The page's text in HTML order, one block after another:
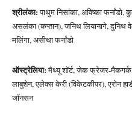
श्रीलंका:पाथुम निसांका, अविष्का
असलंका (कप्तान), जनिथ लियानागे, दुनिथ
मलिंगा, असीथा फर्नांडो
ऑस्ट्रेलिया:मैथ्यू शॉर्ट, जेक फ्रेजर-मैकगर्क,
लाबुशेन, एलेक्स केरी (विकेटकीपर), एरोन
जॉनसन